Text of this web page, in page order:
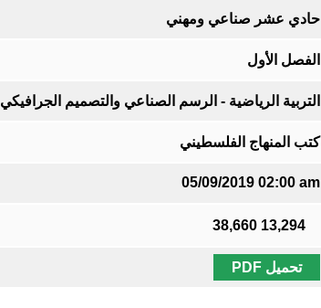
حادي عشر صناعي ومهني
الفصل الأول
التربية الرياضية - الرسم الصناعي والتصميم الجرافيكي
كتب المنهاج الفلسطيني
05/09/2019 02:00 am
13,294
38,660
تحميل PDF